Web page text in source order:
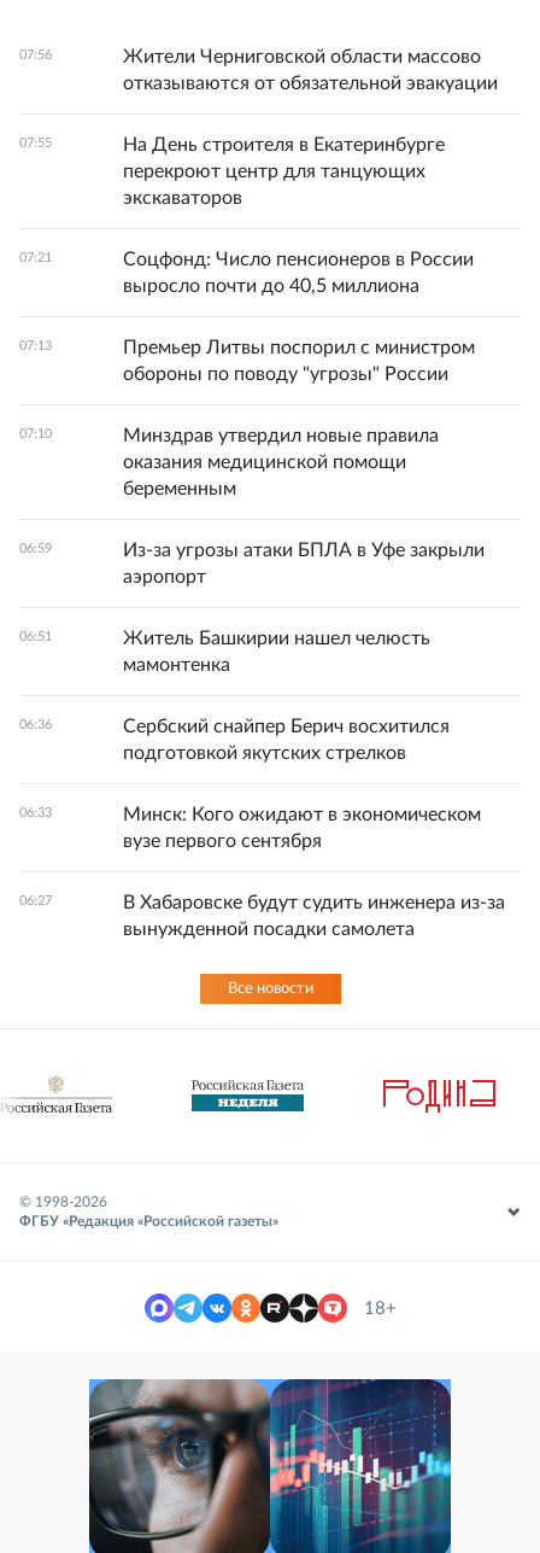
07:56
Жители Черниговской области массово
отказываются от обязательной эвакуации
07:55
На День строителя в Екатеринбурге
перекроют центр для танцующих
экскаваторов
07:21
Соцфонд: Число пенсионеров в России
выросло почти до 40,5 миллиона
07:13
Премьер Литвы поспорил с министром
обороны по поводу "угрозы" России
07:10
Минздрав утвердил новые правила
оказания медицинской помощи
беременным
06:59
Из-за угрозы атаки БПЛА в Уфе закрыли
аэропорт
06:51
Житель Башкирии нашел челюсть
мамонтенка
06:36
Сербский снайпер Берич восхитился
подготовкой якутских стрелков
06:33
Минск: Кого ожидают в экономическом
вузе первого сентября
06:27
В Хабаровске будут судить инженера из-за
вынужденной посадки самолета
Все новости
© 1998-2026
ФГБУ «Редакция «Российской газеты»
18+